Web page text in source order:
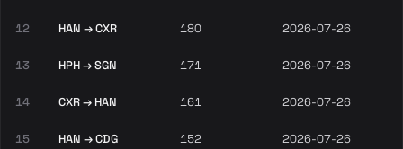
12 HAN → CXR 180 2026-07-26
13 HPH → SGN 171 2026-07-26
14 CXR → HAN 161 2026-07-26
15 HAN → CDG 152 2026-07-26